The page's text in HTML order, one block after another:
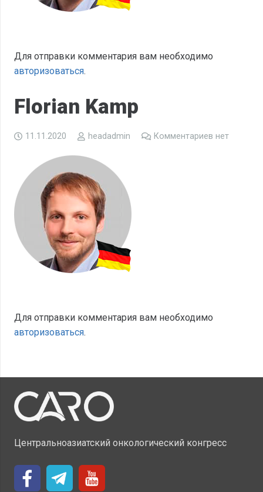
Для отправки комментария вам необходимо
авторизоваться.
Florian Kamp
11.11.2020 headadmin Комментариев нет
Для отправки комментария вам необходимо
авторизоваться.
Центральноазиатский онкологический конгресс